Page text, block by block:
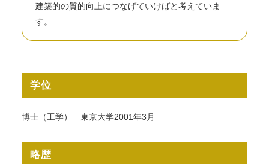
建築的の質的向上につなげていけばと考えていま
す。
学位
博士（工学） 東京大学2001年3月
略歴